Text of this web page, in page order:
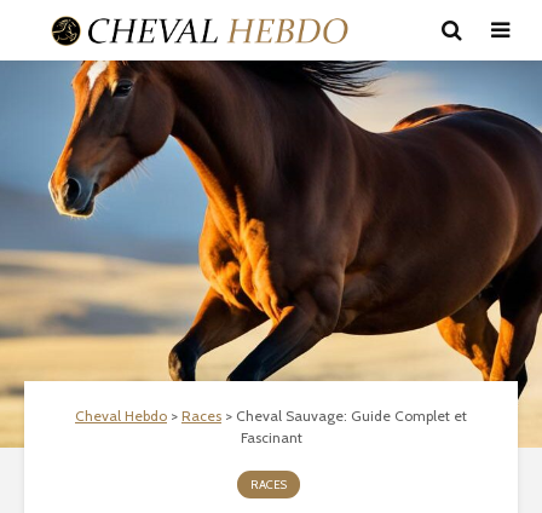
Cheval Hebdo > Races > Cheval Sauvage: Guide Complet et
Fascinant
RACES